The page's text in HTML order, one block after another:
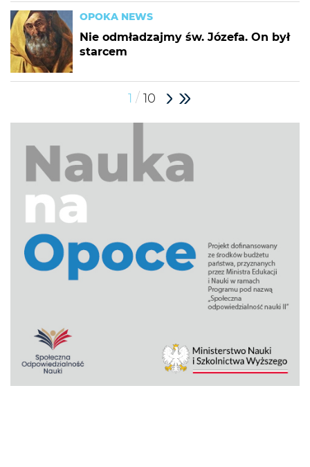
OPOKA NEWS
Nie odmładzajmy św. Józefa. On był
starcem
1 / 10